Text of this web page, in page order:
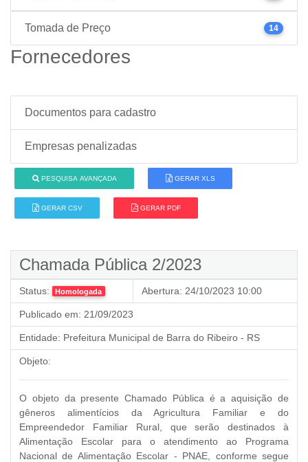
Tomada de Preço 14
Fornecedores
Documentos para cadastro
Empresas penalizadas
PESQUISA AVANÇADA GERAR XLS
GERAR CSV GERAR PDF
Chamada Pública 2/2023
Status: Homologada Abertura: 24/10/2023 10:00
Publicado em: 21/09/2023
Entidade: Prefeitura Municipal de Barra do Ribeiro - RS
Objeto:
O objeto da presente Chamado Pública é a aquisição de
gêneros alimentícios da Agricultura Familiar e do
Empreendedor Familiar Rural,
que serão destinados à
Alimentação Escolar para o atendimento ao Programa
Nacional de Alimentação Escolar - PNAE, conforme segue